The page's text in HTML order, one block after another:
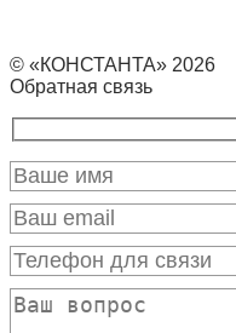
© «КОНСТАНТА» 2026
Обратная связь